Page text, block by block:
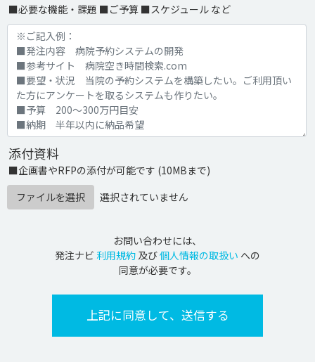
■必要な機能・課題 ■ご予算 ■スケジュール など
添付資料
■企画書やRFPの添付が可能です (10MBまで)
ファイルを選択
選択されていません
お問い合わせには、
発注ナビ 利用規約 及び個人情報の取扱い への
同意が必要です。